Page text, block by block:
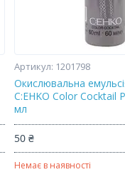
1201798
Окислювальна
C:EHKO Color Cocktail
мл
50 ₴
Немає в наявності